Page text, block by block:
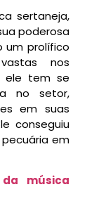
sertaneja,
poderosa
um prolífico
nos
ele tem se
no setor,
em suas
conseguiu
em
música